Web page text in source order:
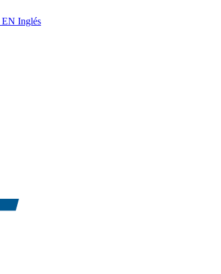
EN Inglés